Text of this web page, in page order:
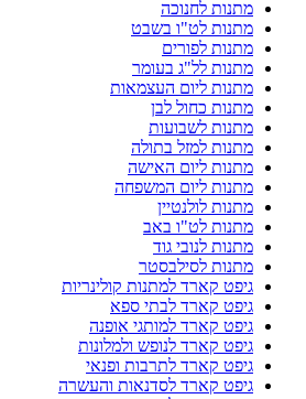
מתנות לחנוכה
מתנות לט"ו בשבט
מתנות לפורים
מתנות לל"ג בעומר
מתנות ליום העצמאות
מתנות כחול לבן
מתנות לשבועות
מתנות למזל בתולה
מתנות ליום האישה
מתנות ליום המשפחה
מתנות לולנטיין
מתנות לט"ו באב
מתנות לנובי גוד
מתנות לסילבסטר
גיפט קארד למתנות קולינריות
גיפט קארד לבתי ספא
גיפט קארד למותגי אופנה
גיפט קארד לנופש ולמלונות
גיפט קארד לתרבות ופנאי
גיפט קארד לסדנאות והעשרה